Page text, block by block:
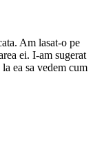
Am lasat-o pe
ei. I-am sugerat
ea sa vedem cum